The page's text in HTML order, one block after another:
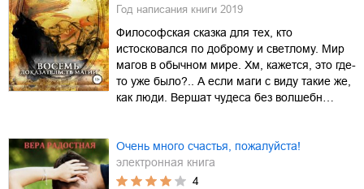
Год написания книги 2019
Философская сказка для тех, кто
истосковался по доброму и светлому. Мир
магов в обычном мире. Хм, кажется, это где-
то уже было?.. А если маги с виду такие же,
как люди. Вершат чудеса без волшебн…
Очень много счастья, пожалуйста!
электронная книга
4